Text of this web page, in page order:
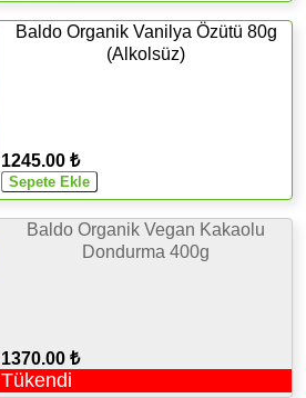
Baldo Organik Vanilya Özütü 80g
(Alkolsüz)
1245.00 ₺
Baldo Organik Vegan Kakaolu
Dondurma 400g
1370.00 ₺
Tükendi